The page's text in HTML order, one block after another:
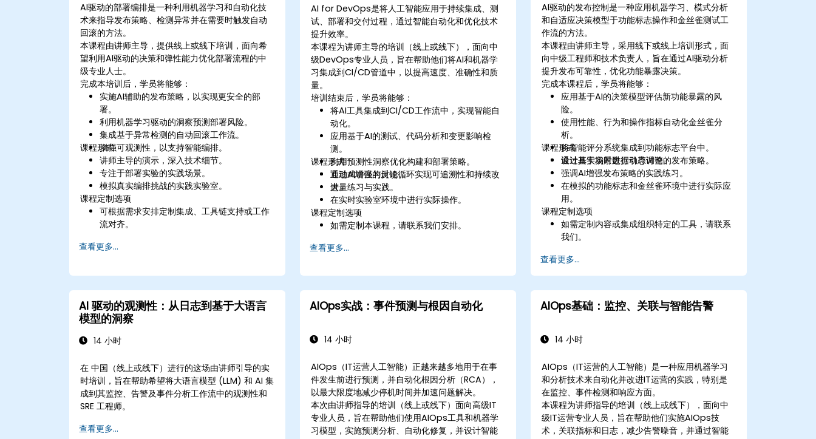
AI驱动的部署编排是一种利用机器学习和自动化技
术来指导发布策略、检测异常并在需要时触发自动
回滚的方法。
本课程由讲师主导，提供线上或线下培训，面向希
望利用AI驱动的决策和弹性能力优化部署流程的中
级专业人士。
完成本培训后，学员将能够：
实施AI辅助的发布策略，以实现更安全的部
署。
利用机器学习驱动的洞察预测部署风险。
集成基于异常检测的自动回滚工作流。
增强可观测性，以支持智能编排。
课程形式
讲师主导的演示，深入技术细节。
专注于部署实验的实践场景。
模拟真实编排挑战的实践实验室。
课程定制选项
可根据需求安排定制集成、工具链支持或工作
流对齐。
查看更多...
AI for DevOps是将人工智能应用于持续集成、测
试、部署和交付过程，通过智能自动化和优化技术
提升效率。
本课程为讲师主导的培训（线上或线下），面向中
级DevOps专业人员，旨在帮助他们将AI和机器学
习集成到CI/CD管道中，以提高速度、准确性和质
量。
培训结束后，学员将能够：
将AI工具集成到CI/CD工作流中，实现智能自
动化。
应用基于AI的测试、代码分析和变更影响检
测。
利用预测性洞察优化构建和部署策略。
通过AI增强的反馈循环实现可追溯性和持续改
进。
课程形式
互动式讲座与讨论。
大量练习与实践。
在实时实验室环境中进行实际操作。
课程定制选项
如需定制本课程，请联系我们安排。
查看更多...
AI驱动的发布控制是一种应用机器学习、模式分析
和自适应决策模型于功能标志操作和金丝雀测试工
作流的方法。
本课程由讲师主导，采用线下或线上培训形式，面
向中级工程师和技术负责人，旨在通过AI驱动分析
提升发布可靠性，优化功能暴露决策。
完成本课程后，学员将能够：
应用基于AI的决策模型评估新功能暴露的风
险。
使用性能、行为和操作指标自动化金丝雀分
析。
将智能评分系统集成到功能标志平台中。
设计基于实时数据动态调整的发布策略。
课程形式
通过真实场景进行引导讨论。
强调AI增强发布策略的实践练习。
在模拟的功能标志和金丝雀环境中进行实际应
用。
课程定制选项
如需定制内容或集成组织特定的工具，请联系
我们。
查看更多...
AI 驱动的观测性：从日志到基于大语言
模型的洞察
14 小时
在 中国（线上或线下）进行的这场由讲师引导的实
时培训，旨在帮助希望将大语言模型 (LLM) 和 AI 集
成到其监控、告警及事件分析工作流中的观测性和
SRE 工程师。
查看更多...
AIOps实战：事件预测与根因自动化
14 小时
AIOps（IT运营人工智能）正越来越多地用于在事
件发生前进行预测，并自动化根因分析（RCA），
以最大限度地减少停机时间并加速问题解决。
本次由讲师指导的培训（线上或线下）面向高级IT
专业人员，旨在帮助他们使用AIOps工具和机器学
习模型，实施预测分析、自动化修复，并设计智能
AIOps基础：监控、关联与智能告警
14 小时
AIOps（IT运营的人工智能）是一种应用机器学习
和分析技术来自动化并改进IT运营的实践，特别是
在监控、事件检测和响应方面。
本课程为讲师指导的培训（线上或线下），面向中
级IT运营专业人员，旨在帮助他们实施AIOps技
术，关联指标和日志，减少告警噪音，并通过智能